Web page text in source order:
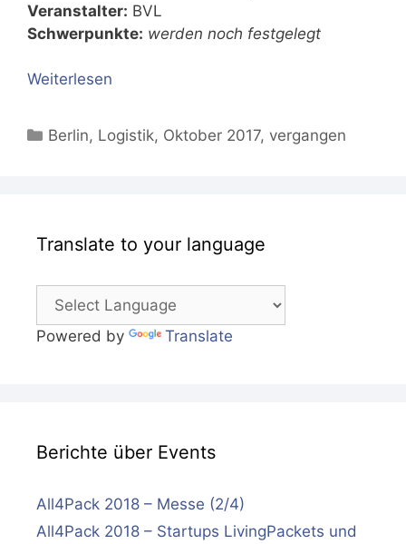
Veranstalter: BVL
Schwerpunkte: werden noch festgelegt
Weiterlesen
Kategorien
Berlin, Logistik, Oktober 2017, vergangen
Translate to your language
Powered by Translate
Berichte über Events
All4Pack 2018 – Messe (2/4)
All4Pack 2018 – Startups LivingPackets und